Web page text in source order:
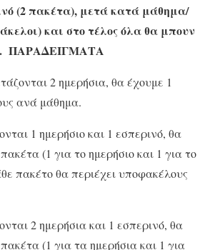
(2 πακέτα), μετά κατά μάθημα/
και στο τέλος όλα θα μπουν
ΠΑΡΑΔΕΙΓΜΑΤΑ
2 ημερήσια, θα έχουμε 1
ανά μάθημα.
1 ημερήσιο και 1 εσπερινό, θα
(1 για το ημερήσιο και 1 για το
πακέτο θα περιέχει υποφακέλους
2 ημερήσια και 1 εσπερινό, θα
(1 για τα ημερήσια και 1 για